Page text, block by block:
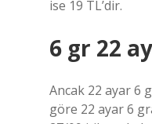
ise 19 TL’dir.
6 gr 22
Ancak 22 ayar 6
göre 22 ayar 6